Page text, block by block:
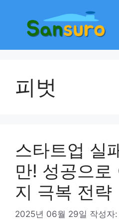
피벗
스타트업 실
만! 성공으로
지 극복 전략
2025년 06월 29일 작성자: